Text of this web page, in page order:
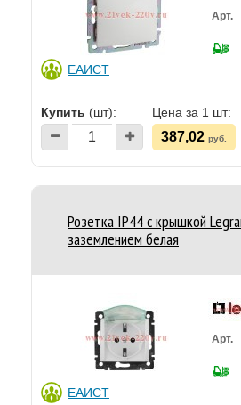
ЕАИСТ
Арт.
Купить (шт): Цена за 1 шт:
387,02 руб.
Розетка IP44 с крышкой
заземлением белая
ЕАИСТ
Арт.